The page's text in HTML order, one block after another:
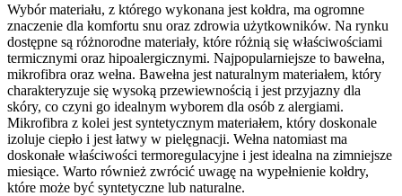
Wybór materiału, z którego wykonana jest kołdra, ma ogromne
znaczenie dla komfortu snu oraz zdrowia użytkowników. Na rynku
dostępne są różnorodne materiały, które różnią się właściwościami
termicznymi oraz hipoalergicznymi. Najpopularniejsze to bawełna,
mikrofibra oraz wełna. Bawełna jest naturalnym materiałem, który
charakteryzuje się wysoką przewiewnością i jest przyjazny dla
skóry, co czyni go idealnym wyborem dla osób z alergiami.
Mikrofibra z kolei jest syntetycznym materiałem, który doskonale
izoluje ciepło i jest łatwy w pielęgnacji. Wełna natomiast ma
doskonałe właściwości termoregulacyjne i jest idealna na zimniejsze
miesiące. Warto również zwrócić uwagę na wypełnienie kołdry,
które może być syntetyczne lub naturalne.